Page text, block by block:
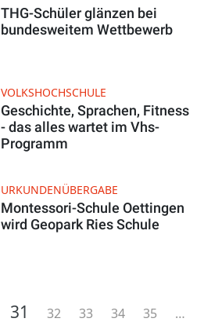
THG-Schüler glänzen bei
bundesweitem Wettbewerb
VOLKSHOCHSCHULE
Geschichte, Sprachen, Fitness
- das alles wartet im Vhs-
Programm
URKUNDENÜBERGABE
Montessori-Schule Oettingen
wird Geopark Ries Schule
Aktuelle Seite
31 Page
32 Page
33 Page
34 Page
35 …